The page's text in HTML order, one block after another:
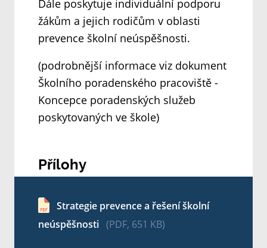
Dále poskytuje individuální podporu
žákům a jejich rodičům v oblasti
prevence školní neúspěšnosti.
(podrobnější informace viz dokument
Školního poradenského pracoviště -
Koncepce poradenských služeb
poskytovaných ve škole)
Přílohy
Strategie prevence a řešení školní
neúspěšnosti (PDF, 651 KB)